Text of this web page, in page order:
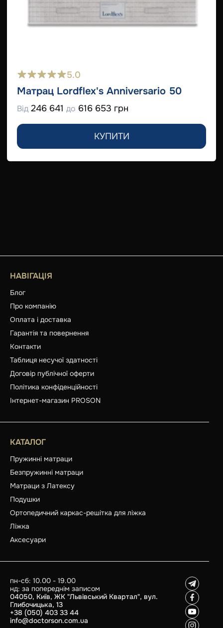
5.0
Матрац Lordflex's Anniversario 50
Від 246 641 до 616 653 грн
КУПИТИ
НАВІГАЦІЯ
Блог
Про компанію
Оплата і доставка
Гарантія та повернення
Контакти
Таблиця несучої здатності
Договір публічної оферти
Політика конфіденційності
Інтернет-магазин PROSON
КАТАЛОГ
Пружинні матраци
Безпружинні матраци
Матраци з Латексу
Подушки
Ортопедичний каркас-решітка для ліжка
Ліжка
Аксесуари
пн-сб: 10.00 - 19.00
нд: за попереднім записом
04050, Київ, ЖК "Львівський Квартал", вул.
Глибочицька, 13
+38 (050) 403 33 44
info@doctorson.com.ua